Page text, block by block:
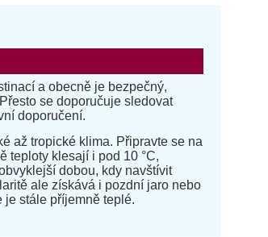
a obecně je bezpečný,
se doporučuje sledovat
doporučení.
až tropické klima. Připravte se na
teploty klesají i pod 10 °C,
dobou, kdy navštívit
ale získává i pozdní jaro nebo
je stále příjemně teplé.